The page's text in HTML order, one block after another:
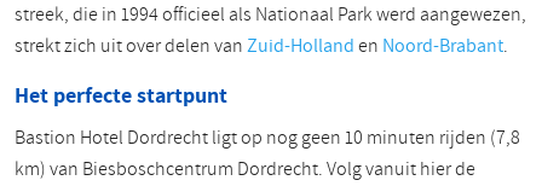
streek, die in 1994 officieel als Nationaal Park werd aangewezen,
strekt zich uit over delen vanZuid-Hollanden Noord-Brabant.
Het perfecte startpunt
Bastion Hotel Dordrecht ligt op nog geen 10 minuten rijden (7,8
km) van Biesboschcentrum Dordrecht. Volg vanuit hier de